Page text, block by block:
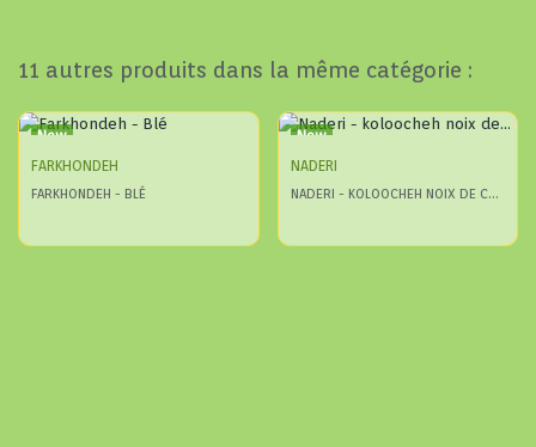
11 autres produits dans la même catégorie :
New
FARKHONDEH
FARKHONDEH - BLÉ
New
NADERI
NADERI - KOLOOCHEH NOIX DE COCO